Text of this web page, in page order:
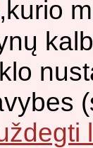
,kurio